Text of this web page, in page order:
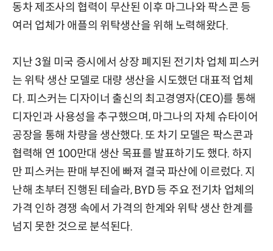
동차 제조사의 협력이 무산된 이후 마그나와 팍스콘 등
여러 업체가 애플의 위탁생산을 위해 노력해왔다.
지난 3월 미국 증시에서 상장 폐지된 전기차 업체 피스커
는 위탁 생산 모델로 대량 생산을 시도했던 대표적 업체
다. 피스커는 디자이너 출신의 최고경영자(CEO)를 통해
디자인과 사용성을 추구했으며, 마그나의 자체 슈타이어
공장을 통해 차량을 생산했다. 또 차기 모델은 팍스콘과
협력해 연 100만대 생산 목표를 발표하기도 했다. 하지
만 피스커는 판매 부진에 빠져 결국 파산에 이르렀다. 지
난해 초부터 진행된 테슬라, BYD 등 주요 전기차 업체의
가격 인하 경쟁 속에서 가격의 한계와 위탁 생산 한계를
넘지 못한 것으로 분석된다.